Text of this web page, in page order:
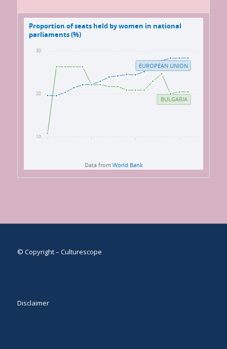
© Copyright – Culturescope
Disclaimer